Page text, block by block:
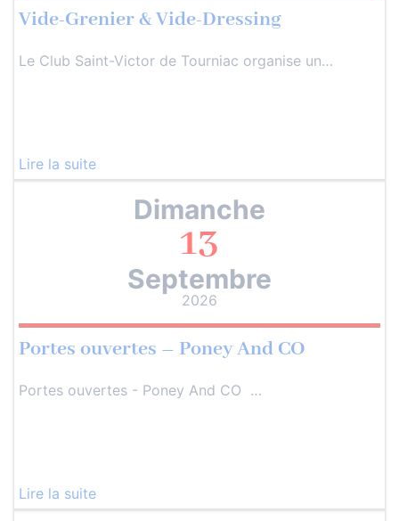
Vide-Grenier & Vide-Dressing
Le Club Saint-Victor de Tourniac organise un…
Lire la suite
Dimanche
13
Septembre
2026
Portes ouvertes – Poney And CO
Portes ouvertes - Poney And CO …
Lire la suite